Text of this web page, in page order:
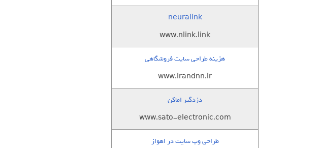
neuralink
www.nlink.link
هزینه طراحی سایت فروشگاهی
www.irandnn.ir
دزدگیر اماکن
www.sato-electronic.com
طراحی وب سایت در اهواز